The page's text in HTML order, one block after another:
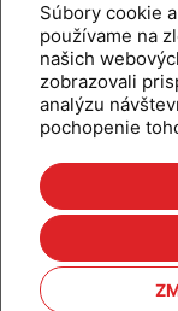
Súbory cookie
používame na
našich
zobrazovali
analýzu
pochopenie
Domov
Aktuality
Kalkulačky
Na stiahnutie